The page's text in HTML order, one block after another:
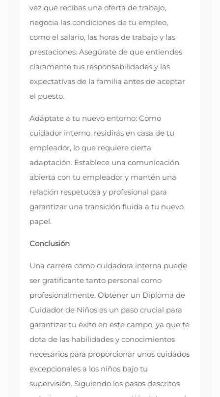
vez que recibas una oferta de trabajo,
negocia las condiciones de tu empleo,
como el salario, las horas de trabajo y las
prestaciones. Asegúrate de que entiendes
claramente tus responsabilidades y las
expectativas de la familia antes de aceptar
el puesto.
Adáptate a tu nuevo entorno: Como
cuidador interno, residirás en casa de tu
empleador, lo que requiere cierta
adaptación. Establece una comunicación
abierta con tu empleador y mantén una
relación respetuosa y profesional para
garantizar una transición fluida a tu nuevo
papel.
Conclusión
Una carrera como cuidadora interna puede
ser gratificante tanto personal como
profesionalmente. Obtener un Diploma de
Cuidador de Niños es un paso crucial para
garantizar tu éxito en este campo, ya que te
dota de las habilidades y conocimientos
necesarios para proporcionar unos cuidados
excepcionales a los niños bajo tu
supervisión. Siguiendo los pasos descritos